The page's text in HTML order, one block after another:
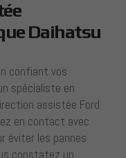
Daihatsu
confiant vos
spécialiste en
assistée Ford.
en contact avec
éviter les pannes
constatez un